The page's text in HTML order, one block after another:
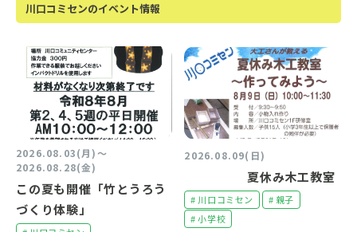
川口コミセンのイベント情報
2026.08.03(月)〜
2026.08.28(金)
この夏も開催「竹とうろう
づくり体験」
2026.08.09(日)
夏休み木工教室
# 川口コミセン
# 親子
# 小学校